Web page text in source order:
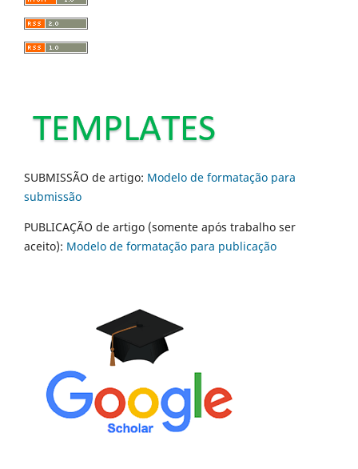
SUBMISSÃO de artigo: Modelo de formatação para
submissão
PUBLICAÇÃO de artigo (somente após trabalho ser
aceito): Modelo de formatação para publicação